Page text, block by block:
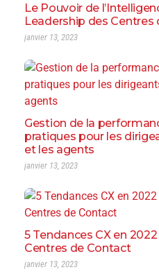
Le Pouvoir de
Leadership des Centres
janvier 13, 2023
Gestion de la
pratiques pour les
et les agents
janvier 13, 2023
5 Tendances CX en
Centres de Contact
janvier 13, 2023